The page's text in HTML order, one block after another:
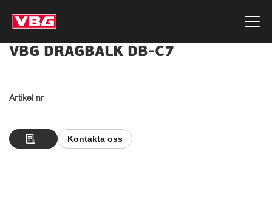
VBG DRAGBALK DB-C7
Artikel nr
Kontakta oss